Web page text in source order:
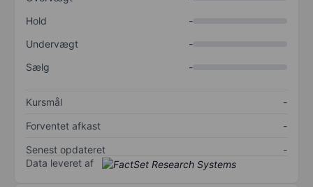
Hold
-
Undervægt
-
Sælg
-
Kursmål
-
Forventet afkast
-
Senest opdateret
-
Data leveret af